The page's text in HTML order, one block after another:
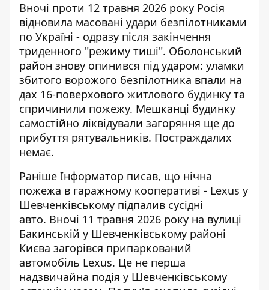
Вночі проти 12 травня 2026 року Росія
відновила масовані удари безпілотниками
по Україні - одразу після закінчення
триденного "режиму тиші". Оболонський
район знову опинився під ударом: уламки
збитого ворожого безпілотника впали на
дах 16-поверхового житлового будинку та
спричинили пожежу. Мешканці будинку
самостійно ліквідували загоряння ще до
прибуття рятувальників. Постраждалих
немає.
Раніше Інформатор писав, що нічна
пожежа в гаражному кооперативі - Lexus у
Шевченківському підпалив сусідні
авто. Вночі 11 травня 2026 року на вулиці
Бакинській у Шевченківському районі
Києва загорівся припаркований
автомобіль Lexus. Це не перша
надзвичайна подія у Шевченківському